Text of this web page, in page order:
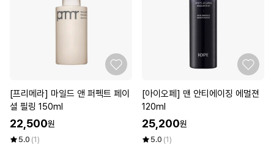
[프리메라] 마일드 앤 퍼펙트 페이
셜 필링 150ml
22,500원
5.0 (1)
[아이오페] 맨 안티에이징 에멀젼
120ml
25,200원
5.0 (1)